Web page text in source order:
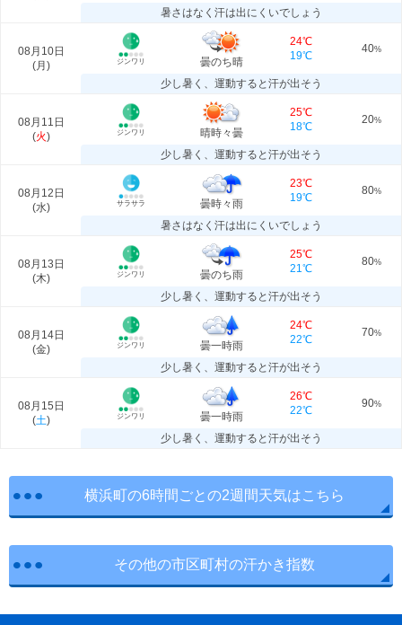
暑さはなく汗は出にくいでしょう
08月10日
(月 ) ジンワリ 曇のち晴
24℃
19℃
40%
少し暑く、運動すると汗が出そう
08月11日
(火) ジンワリ 晴時々曇
25℃
18℃
20%
少し暑く、運動すると汗が出そう
08月12日
(水) サラサラ 曇時々雨
23℃
19℃
80%
暑さはなく汗は出にくいでしょう
08月13日
(木) ジンワリ 曇のち雨
25℃
21℃
80%
少し暑く、運動すると汗が出そう
08月14日
(金) ジンワリ 曇一時雨
24℃
22℃
70%
少し暑く、運動すると汗が出そう
08月15日
(土) ジンワリ 曇一時雨
26℃
22℃
90%
少し暑く、運動すると汗が出そう
横浜町の6時間ごとの2週間天気はこちら
その他の市区町村の汗かき指数